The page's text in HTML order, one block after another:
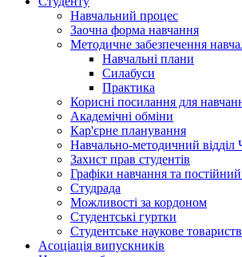
Навчальний процес
Заочна форма навчання
Методичне забезпечення
Навчальні плани
Силабуси
Практика
Корисні посилання для
Академічні обміни
Кар'єрне планування
Навчально-методичний
Захист прав студентів
Графіки навчання та
Студрада
Можливості за кордоном
Студентські гуртки
Студентське наукове
Асоціація випускників